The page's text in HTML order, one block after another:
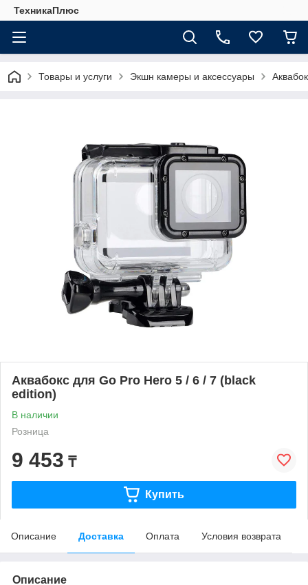
ТехникаПлюс
Товары и услуги Экшн камеры и аксессуары
Аквабокс для Go Pro Hero 5 / 6 / 7 (black
edition)
В наличии
Розница
9 453 ₸
Купить
Описание Доставка Оплата Условия возврата
Описание